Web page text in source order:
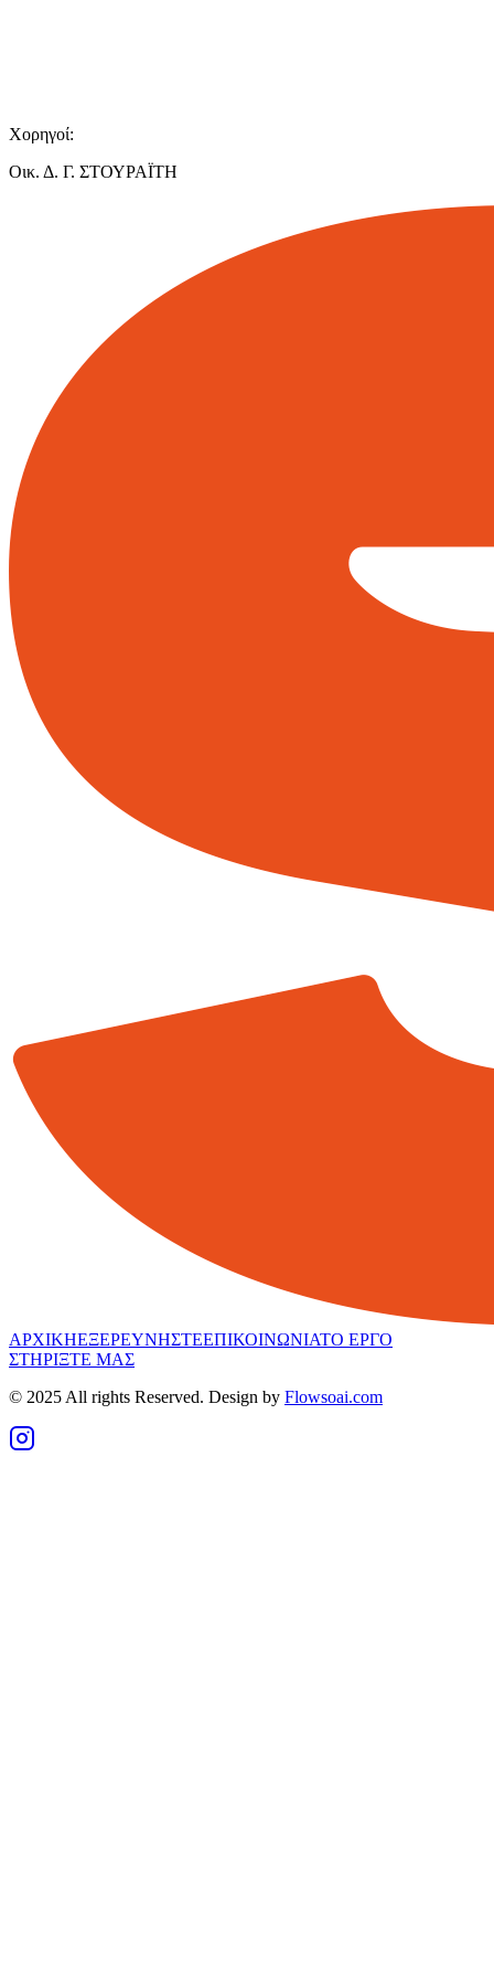
Χορηγοί:
Οικ. Δ. Γ. ΣΤΟΥΡΑΪΤΗ
ΑΡΧΙΚΗΕΞΕΡΕΥΝΗΣΤΕΕΠΙΚΟΙΝΩΝΙΑΤΟ ΕΡΓΟ
ΣΤΗΡΙΞΤΕ ΜΑΣ
© 2025 All rights Reserved. Design by Flowsoai.com